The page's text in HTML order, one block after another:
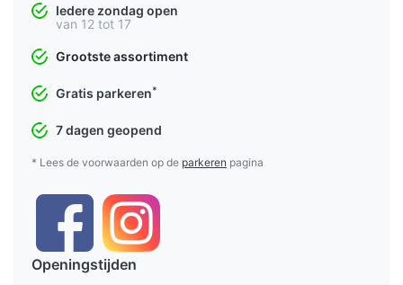
Iedere zondag open
van 12 tot 17
Grootste assortiment
Gratis parkeren*
7 dagen geopend
* Lees de voorwaarden op de parkeren pagina
Openingstijden